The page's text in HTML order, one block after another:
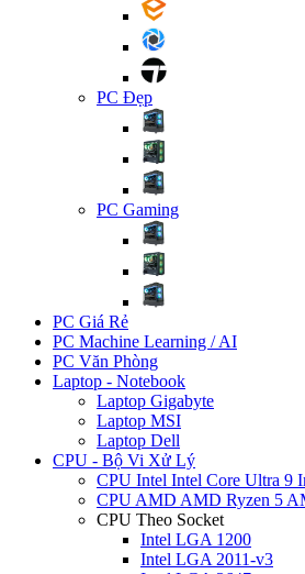
PC Đẹp
PC Gaming
PC Giá Rẻ
PC Machine Learning / AI
PC Văn Phòng
Laptop - Notebook
Laptop Gigabyte
Laptop MSI
Laptop Dell
CPU - Bộ Vi Xử Lý
CPU Intel Intel Core Ultra 9
CPU AMD AMD Ryzen 5
CPU Theo Socket
Intel LGA 1200
Intel LGA 2011-v3